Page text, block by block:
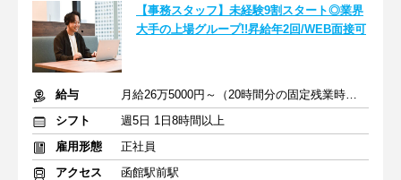
【事務スタッフ】未経験9割スタート◎業界
大手の上場グループ!!昇給年2回/WEB面接可
給与
月給26万5000円～（20時間分の固定残業時間代を含む）
シフト
週5日 1日8時間以上
雇用形態
正社員
アクセス
函館駅前駅